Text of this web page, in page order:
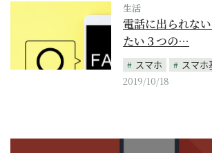
生活
電話に出られな
たい３つの…
スマホ
スマホ
2019/10/18